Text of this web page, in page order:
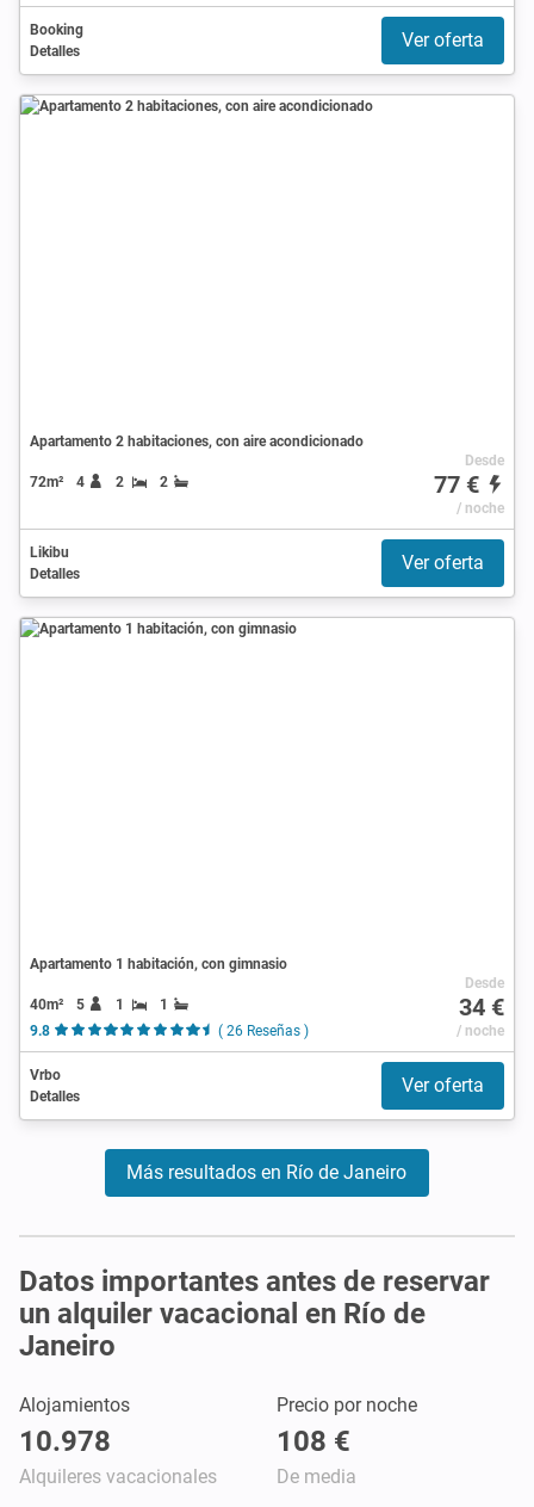
Booking
Detalles
Ver oferta
Apartamento 2 habitaciones, con aire acondicionado
72m² 4 2 2
Desde
77 €
/ noche
Likibu
Detalles
Ver oferta
Apartamento 1 habitación, con gimnasio
40m² 5 1
1
9.8
( 26 Reseñas )
Desde
34 €
/ noche
Vrbo
Detalles
Ver oferta
Más resultados en Río de Janeiro
Datos importantes antes de reservar
un alquiler vacacional en Río de
Janeiro
Alojamientos
10.978
Alquileres vacacionales
Precio por noche
108 €
De media